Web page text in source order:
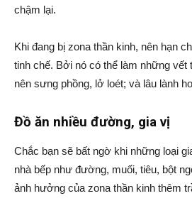
chậm lại.
Khi đang bị zona thần kinh, nên hạn
tinh chế. Bởi nó có thể làm những
nên sưng phồng, lở loét; và lâu lành
Đồ ăn nhiều đường, gia vị
Chắc bạn sẽ bất ngờ khi những loại
nhà bếp như đường, muối, tiêu, bột
ảnh hưởng của zona thần kinh thêm